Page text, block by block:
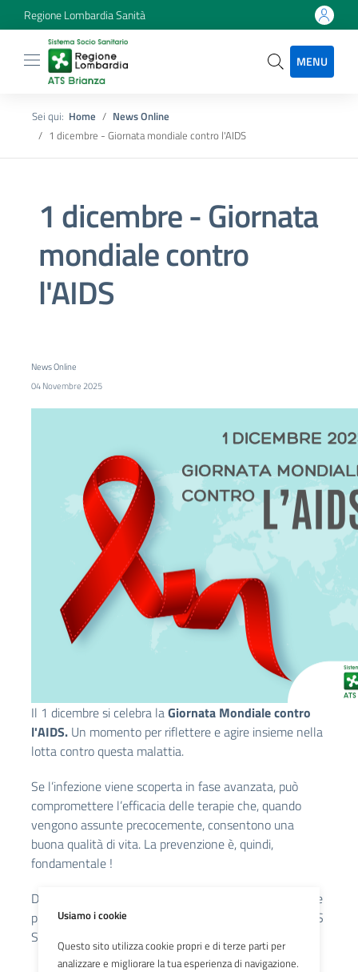
Regione Lombardia Sanità
MENU
Sei qui: Home
News Online
1 dicembre - Giornata mondiale contro l'AIDS
1 dicembre - Giornata
mondiale contro
l'AIDS
News Online
04 Novembre 2025
Il 1 dicembre si celebra laGiornata Mondiale contro
l'AIDS. Un momento per riflettere e agire insieme nella
lotta contro questa malattia.
Se l’infezione viene scoperta in fase avanzata, può
compromettere l’efficacia delle terapie che, quando
vengono assunte precocemente, consentono una
buona qualità di vita. La prevenzione è, quindi,
fondamentale !
Di seguito le iniziative di sensibilizzazione programmate
presso ATS Brianza, ASST Brianza, ASST Lecco e IRCCS
San Gerardo:
Usiamo i cookie
Questo sito utilizza cookie propri e di terze parti per
analizzare e migliorare la tua esperienza di navigazione.